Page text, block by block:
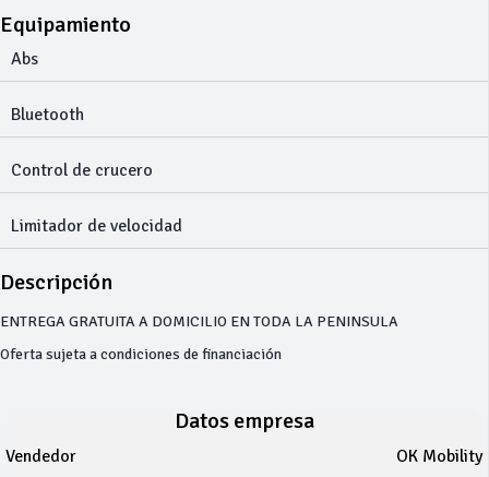
Equipamiento
Abs
Bluetooth
Control de crucero
Limitador de velocidad
Descripción
ENTREGA GRATUITA A DOMICILIO EN TODA LA PENINSULA
Oferta sujeta a condiciones de financiación
Datos empresa
Vendedor
OK Mobility